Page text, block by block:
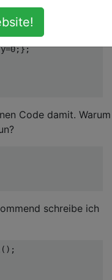
0;};
Code damit. Warum
schreibe ich